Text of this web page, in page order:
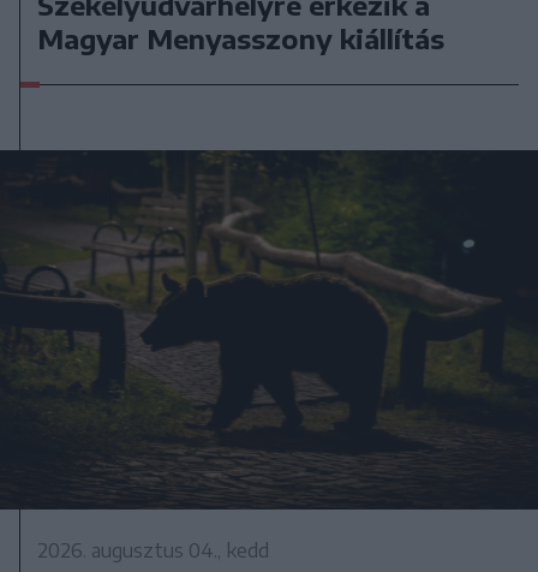
Magyar Menyasszony kiállítás
2026. augusztus 04., kedd